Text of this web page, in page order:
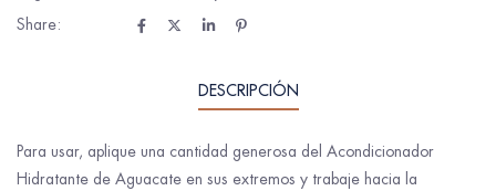
Share:
DESCRIPCIÓN
Para usar, aplique una cantidad generosa del Acondicionador
Hidratante de Aguacate en sus extremos y trabaje hacia la